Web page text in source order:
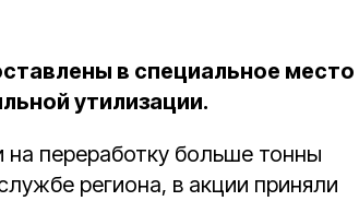
в специальное место
утилизации.
переработку больше тонны
региона, в акции приняли